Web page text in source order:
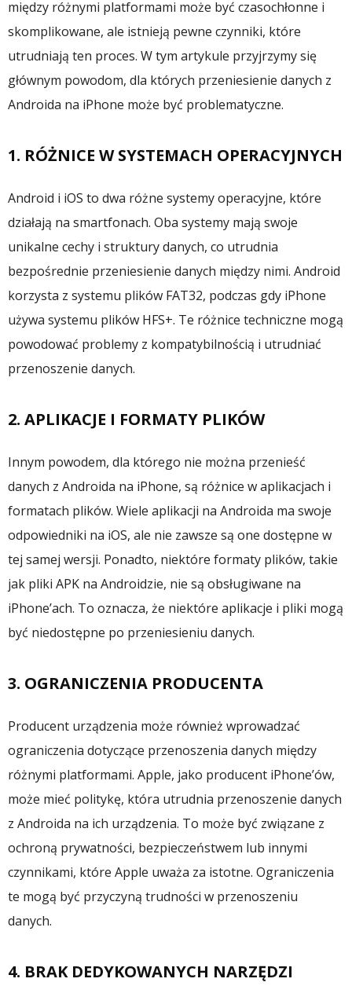
między różnymi platformami może być czasochłonne i
skomplikowane, ale istnieją pewne czynniki, które
utrudniają ten proces. W tym artykule przyjrzymy się
głównym powodom, dla których przeniesienie danych z
Androida na iPhone może być problematyczne.
1. RÓŻNICE W SYSTEMACH OPERACYJNYCH
Android i iOS to dwa różne systemy operacyjne, które
działają na smartfonach. Oba systemy mają swoje
unikalne cechy i struktury danych, co utrudnia
bezpośrednie przeniesienie danych między nimi. Android
korzysta z systemu plików FAT32, podczas gdy iPhone
używa systemu plików HFS+. Te różnice techniczne mogą
powodować problemy z kompatybilnością i utrudniać
przenoszenie danych.
2. APLIKACJE I FORMATY PLIKÓW
Innym powodem, dla którego nie można przenieść
danych z Androida na iPhone, są różnice w aplikacjach i
formatach plików. Wiele aplikacji na Androida ma swoje
odpowiedniki na iOS, ale nie zawsze są one dostępne w
tej samej wersji. Ponadto, niektóre formaty plików, takie
jak pliki APK na Androidzie, nie są obsługiwane na
iPhone’ach. To oznacza, że niektóre aplikacje i pliki mogą
być niedostępne po przeniesieniu danych.
3. OGRANICZENIA PRODUCENTA
Producent urządzenia może również wprowadzać
ograniczenia dotyczące przenoszenia danych między
różnymi platformami. Apple, jako producent iPhone’ów,
może mieć politykę, która utrudnia przenoszenie danych
z Androida na ich urządzenia. To może być związane z
ochroną prywatności, bezpieczeństwem lub innymi
czynnikami, które Apple uważa za istotne. Ograniczenia
te mogą być przyczyną trudności w przenoszeniu
danych.
4. BRAK DEDYKOWANYCH NARZĘDZI